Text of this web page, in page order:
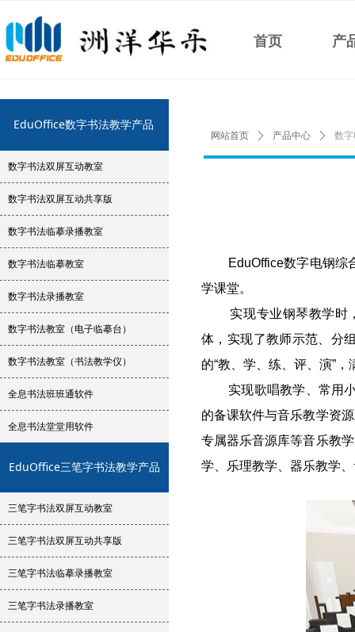
首页 产
网站首页 ꄲ 产品中心 ꄲ 数
EduOffice数字电钢综合
学课堂。
实现专业钢琴教学时，
体，实现了教师示范、分
的“教、学、练、评、演”
实现歌唱教学、常用小
的备课软件与音乐教学资
专属器乐音源库等音乐教
学、乐理教学、器乐教学
EduOffice数字书法教学产品
EduOffice三笔字书法教学产品
三笔字书法双屏互动教室
三笔字书法双屏互动共享版
三笔字书法临摹录播教室
三笔字书法录播教室
数字书法双屏互动教室
数字书法双屏互动共享版
数字书法临摹录播教室
数字书法临摹教室
数字书法录播教室
数字书法教室（电子临摹台）
数字书法教室（书法教学仪）
全息书法班班通软件
全息书法堂堂用软件